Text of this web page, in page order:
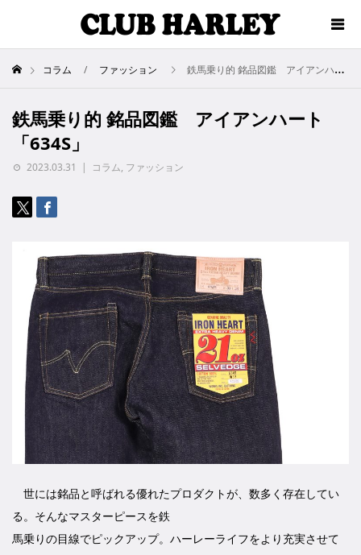
コラム ファッション 鉄馬乗り的 銘品図鑑 アイアンハート「634S」
鉄馬乗り的 銘品図鑑 アイアンハート
「634S」
2023.03.31 コラム, ファッション
世には銘品と呼ばれる優れたプロダクトが、数多く存在してい
る。そんなマスターピースを鉄
馬乗りの目線でピックアップ。ハーレーライフをより充実させて